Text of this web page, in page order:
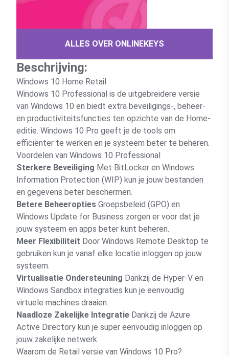
ALLES OVER ONLINEKEYS
Beschrijving:
Windows 10 Home Retail
Windows 10 Professional is de uitgebreidere versie
van Windows 10 en biedt extra beveiligings-, beheer-
en productiviteitsfuncties ten opzichte van de Home-
editie. Windows 10 Pro geeft je de tools om
efficiënter te werken en je systeem beter te beheren.
Voordelen van Windows 10 Professional
Sterkere Beveiliging Met BitLocker en Windows
Information Protection (WIP) kun je jouw bestanden
en gegevens beter beschermen.
Betere Beheeropties Groepsbeleid (GPO) en
Windows Update for Business zorgen er voor dat je
jouw systeem en apps beter kunt beheren.
Meer Flexibiliteit Door Windows Remote Desktop te
gebruiken kun je vanaf elke locatie inloggen op jouw
systeem.
Virtualisatie Ondersteuning Dankzij de Hyper-V en
Windows Sandbox integraties kun je eenvoudig
virtuele machines draaien.
Naadloze Zakelijke Integratie Dankzij de Azure
Active Directory kun je super eenvoudig inloggen op
jouw zakelijke netwerk.
Waarom de Retail versie van Windows 10 Pro?